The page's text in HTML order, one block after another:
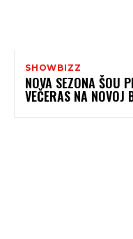
SHOWBIZZ
NOVA SEZONA ŠOU
VEČERAS NA NOVOJ